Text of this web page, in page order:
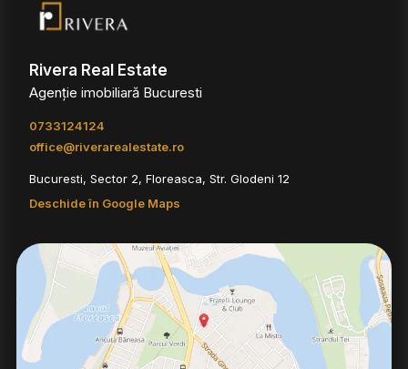
Rivera Real Estate
Agenție imobiliară Bucuresti
0733124124
office@riverarealestate.ro
Bucuresti, Sector 2, Floreasca, Str. Glodeni 12
Deschide în Google Maps